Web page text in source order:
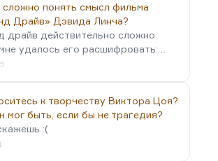
сложно понять смысл фильма
Драйв» Дэвида Линча?
драйв действительно сложно
удалось его расшифровать:…
к творчеству Виктора Цоя?
мог быть, если бы не трагедия?
:(